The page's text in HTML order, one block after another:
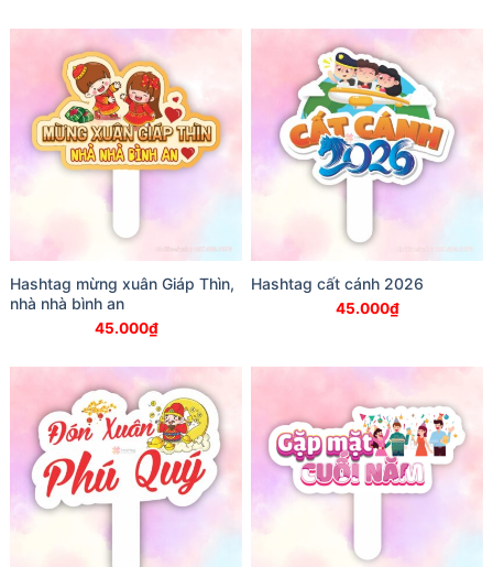
Hashtag mừng xuân Giáp Thìn,
nhà nhà bình an
45.000₫
Hashtag cất cánh 2026
45.000₫